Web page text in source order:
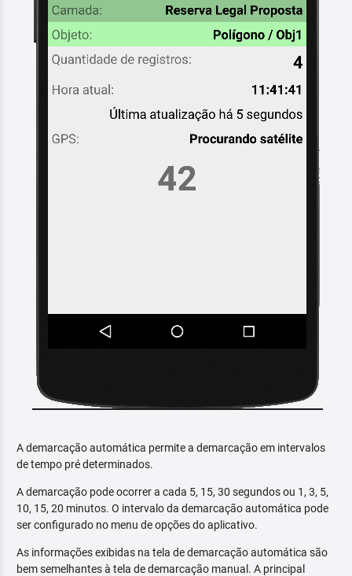
A demarcação automática permite a demarcação em intervalos
de tempo pré determinados.
A demarcação pode ocorrer a cada 5, 15, 30 segundos ou 1, 3, 5,
10, 15, 20 minutos. O intervalo da demarcação automática pode
ser configurado no menu de opções do aplicativo.
As informações exibidas na tela de demarcação automática são
bem semelhantes à tela de demarcação manual. A principal